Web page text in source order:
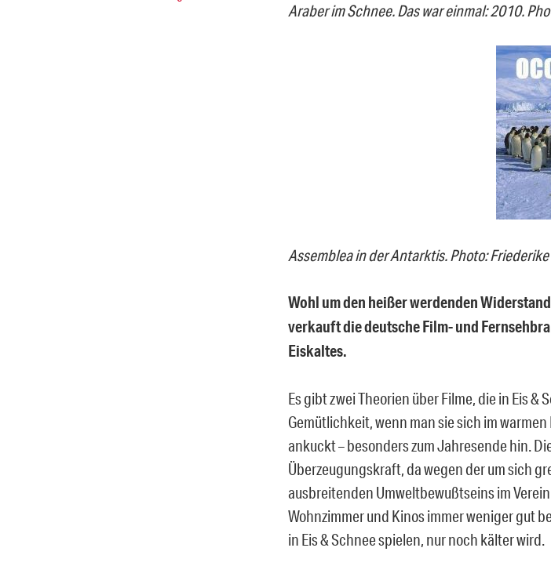
Araber im Schnee. Das war einmal: 2010.
Assemblea in der Antarktis. Photo:
Wohl um den heißer werdenden
verkauft die deutsche Film- und
Eiskaltes.
Es gibt zwei Theorien über Filme, die in Eis &
Gemütlichkeit, wenn man sie sich im
ankuckt – besonders zum Jahresende hin.
Überzeugungskraft, da wegen der um sich
ausbreitenden Umweltbewußtseins im
Wohnzimmer und Kinos immer weniger gut
in Eis & Schnee spielen, nur noch kälter wird.